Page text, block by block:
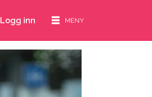
Logg inn